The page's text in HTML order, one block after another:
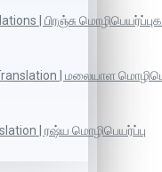
| பிரஞ்சு
| மலையாள
| ரஷ்ய மொழிபெயர்ப்பு